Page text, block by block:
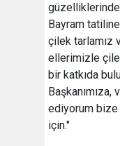
Bayram
çilek tarlamız
ellerimizle
bir katkıda
Başkanımıza,
ediyorum bize
için."